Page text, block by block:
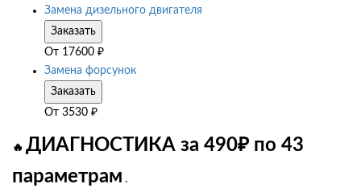
Замена дизельного двигателя
Заказать
От 17600 ₽
Замена форсунок
Заказать
От 3530 ₽
🔥 ДИАГНОСТИКА за 490₽ по 43
параметрам .